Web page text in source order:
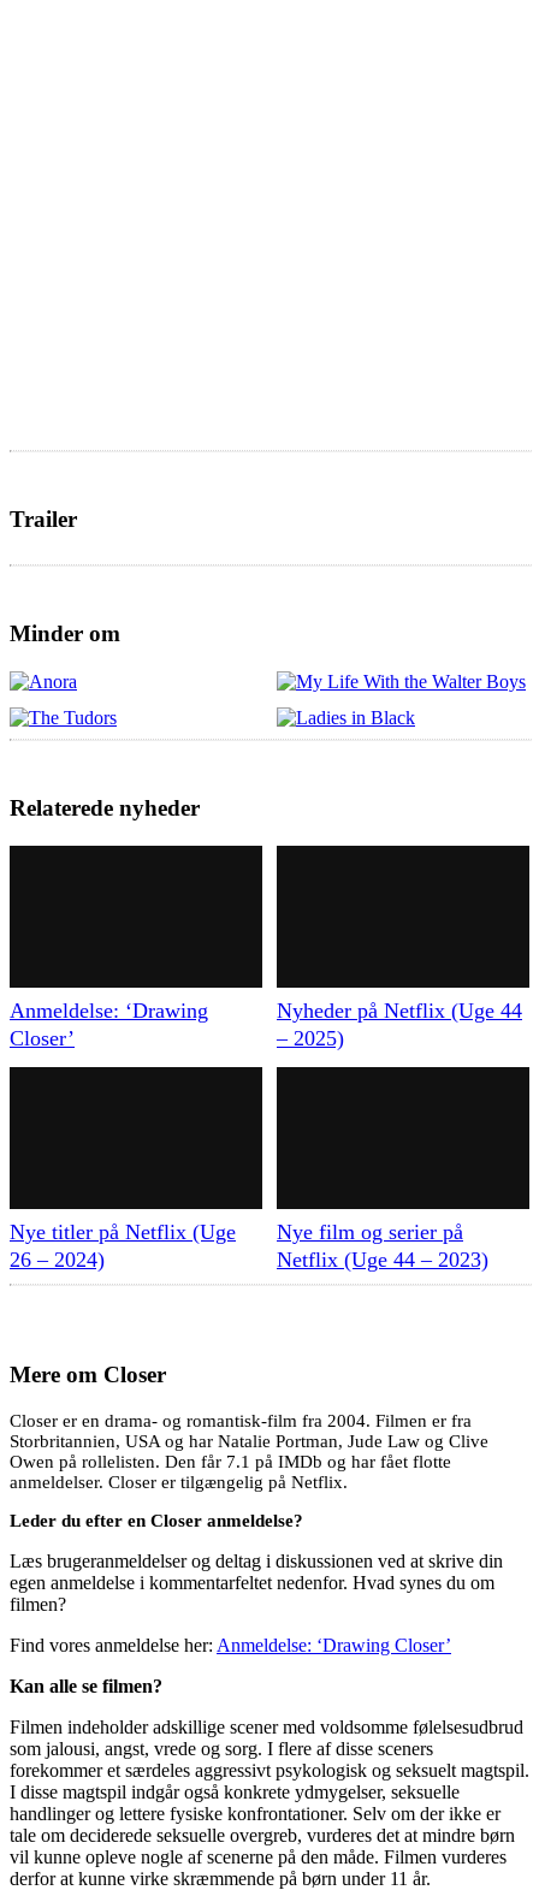
Trailer
Minder om
Relaterede nyheder
Anmeldelse: ‘Drawing
Closer’
Nyheder på Netflix (Uge 44
– 2025)
Nye titler på Netflix (Uge
26 – 2024)
Nye film og serier på
Netflix (Uge 44 – 2023)
Mere om Closer
Closer er en drama- og romantisk-film fra 2004. Filmen er fra
Storbritannien, USA og har Natalie Portman, Jude Law og Clive
Owen på rollelisten. Den får 7.1 på IMDb og har fået flotte
anmeldelser. Closer er tilgængelig på Netflix.
Leder du efter en Closer anmeldelse?
Læs brugeranmeldelser og deltag i diskussionen ved at skrive din
egen anmeldelse i kommentarfeltet nedenfor. Hvad synes du om
filmen?
Find vores anmeldelse her: Anmeldelse: ‘Drawing Closer’
Kan alle se filmen?
Filmen indeholder adskillige scener med voldsomme følelsesudbrud
som jalousi, angst, vrede og sorg. I flere af disse sceners
forekommer et særdeles aggressivt psykologisk og seksuelt magtspil.
I disse magtspil indgår også konkrete ydmygelser, seksuelle
handlinger og lettere fysiske konfrontationer. Selv om der ikke er
tale om deciderede seksuelle overgreb, vurderes det at mindre børn
vil kunne opleve nogle af scenerne på den måde. Filmen vurderes
derfor at kunne virke skræmmende på børn under 11 år.